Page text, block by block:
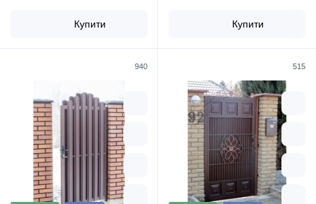
Купити Купити
940 515